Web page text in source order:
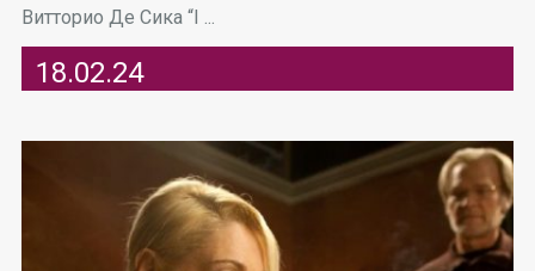
Витторио Де Сика “I ...
18.02.24